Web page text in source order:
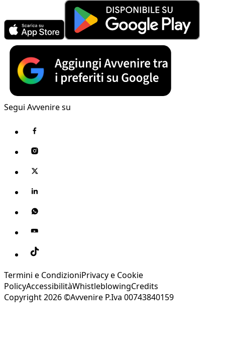
Segui Avvenire su
Termini e CondizioniPrivacy e Cookie
PolicyAccessibilitàWhistleblowingCredits
Copyright 2026 ©Avvenire P.Iva 00743840159